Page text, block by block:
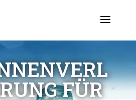
FÜR